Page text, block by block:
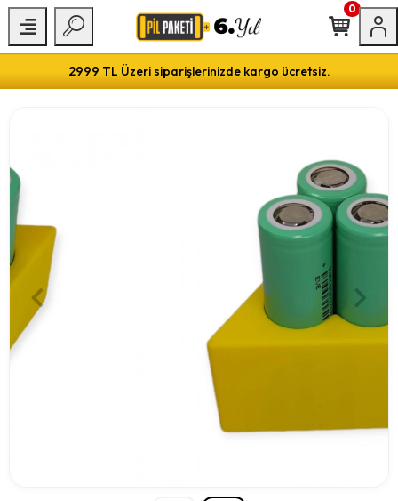
2999 TL Üzeri siparişlerinizde kargo ücretsiz.
0